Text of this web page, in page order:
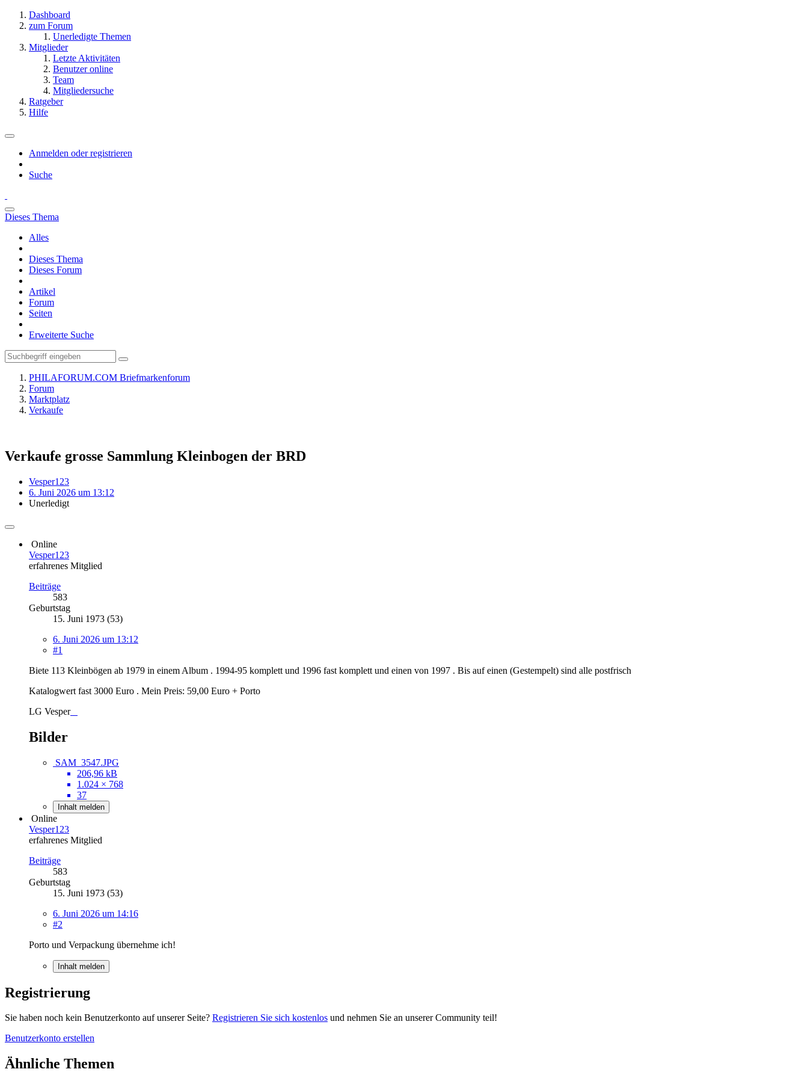
Dashboard
zum Forum
Unerledigte Themen
Mitglieder
Letzte Aktivitäten
Benutzer online
Team
Mitgliedersuche
Ratgeber
Hilfe
Anmelden oder registrieren
Suche
Dieses Thema
Alles
Dieses Thema
Dieses Forum
Artikel
Forum
Seiten
Erweiterte Suche
PHILAFORUM.COM Briefmarkenforum
Forum
Marktplatz
Verkaufe
Verkaufe grosse Sammlung Kleinbogen der BRD
Vesper123
6. Juni 2026 um 13:12
Unerledigt
Online
Vesper123
erfahrenes Mitglied
Beiträge
583
Geburtstag
15. Juni 1973 (53)
6. Juni 2026 um 13:12
#1
Biete 113 Kleinbögen ab 1979 in einem Album . 1994-95 komplett und 1996 fast komplett und einen von 1997 . Bis auf einen (Gestempelt) sind alle postfrisch
Katalogwert fast 3000 Euro . Mein Preis: 59,00 Euro + Porto
LG Vesper
Bilder
SAM_3547.JPG
206,96 kB
1.024 × 768
37
Inhalt melden
Online
Vesper123
erfahrenes Mitglied
Beiträge
583
Geburtstag
15. Juni 1973 (53)
6. Juni 2026 um 14:16
#2
Porto und Verpackung übernehme ich!
Inhalt melden
Registrierung
Sie haben noch kein Benutzerkonto auf unserer Seite? Registrieren Sie sich kostenlos und nehmen Sie an unserer Community teil!
Benutzerkonto erstellen
Ähnliche Themen